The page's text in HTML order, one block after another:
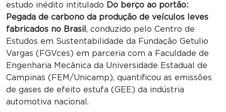
estudo inédito intitulado Do berço ao portão:
Pegada de carbono da produção de veículos leves
fabricados no Brasil , conduzido pelo Centro de
Estudos em Sustentabilidade da Fundação Getulio
Vargas (FGVces) em parceria com a Faculdade de
Engenharia Mecânica da Universidade Estadual de
Campinas (FEM/Unicamp), quantificou as emissões
de gases de efeito estufa (GEE) da indústria
automotiva nacional.